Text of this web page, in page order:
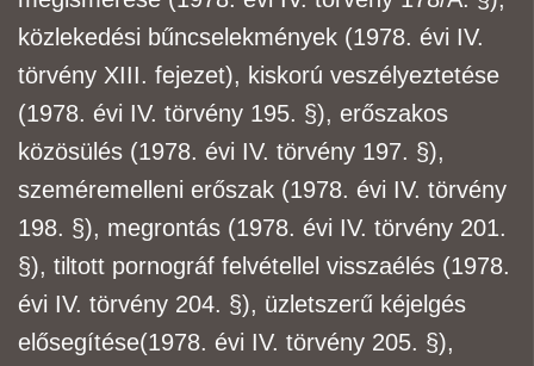
közlekedési bűncselekmények (1978. évi IV.
törvény XIII. fejezet), kiskorú veszélyeztetése
(1978. évi IV. törvény 195. §), erőszakos
közösülés (1978. évi IV. törvény 197. §),
szeméremelleni erőszak (1978. évi IV. törvény
198. §), megrontás (1978. évi IV. törvény 201.
§), tiltott pornográf felvétellel visszaélés (1978.
évi IV. törvény 204. §), üzletszerű kéjelgés
elősegítése(1978. évi IV. törvény 205. §),